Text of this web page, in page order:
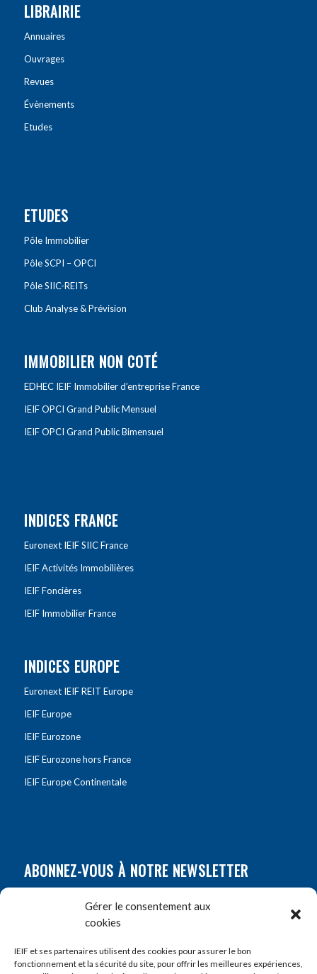
Gérer le consentement aux
cookies
IEIF et ses partenaires utilisent des cookies pour assurer le bon
fonctionnement et la sécurité du site, pour offrir les meilleures expériences,
LIBRAIRIE
Annuaires
Ouvrages
Revues
Évènements
Etudes
ETUDES
Pôle Immobilier
Pôle SCPI – OPCI
Pôle SIIC-REITs
Club Analyse & Prévision
IMMOBILIER NON COTÉ
EDHEC IEIF Immobilier d’entreprise France
IEIF OPCI Grand Public Mensuel
IEIF OPCI Grand Public Bimensuel
INDICES FRANCE
Euronext IEIF SIIC France
IEIF Activités Immobilières
IEIF Foncières
IEIF Immobilier France
INDICES EUROPE
Euronext IEIF REIT Europe
IEIF Europe
IEIF Eurozone
IEIF Eurozone hors France
IEIF Europe Continentale
ABONNEZ-VOUS À NOTRE NEWSLETTER
Prénom